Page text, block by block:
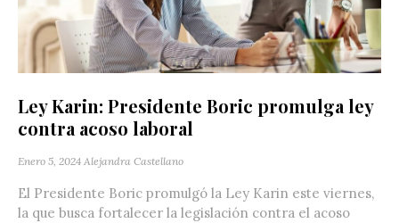
Ley Karin: Presidente Boric promulga ley
contra acoso laboral
Enero 5, 2024 Alejandra Castellano
El Presidente Boric promulgó la Ley Karin este viernes,
la que busca fortalecer la legislación contra el acoso